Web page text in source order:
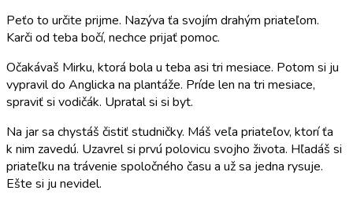
Peťo to určite prijme. Nazýva ťa svojím drahým priateľom.
Karči od teba bočí, nechce prijať pomoc.
Očakávaš Mirku, ktorá bola u teba asi tri mesiace. Potom si ju
vypravil do Anglicka na plantáže. Príde len na tri mesiace,
spraviť si vodičák. Upratal si si byt.
Na jar sa chystáš čistiť studničky. Máš veľa priateľov, ktorí ťa
k nim zavedú. Uzavrel si prvú polovicu svojho života. Hľadáš si
priateľku na trávenie spoločného času a už sa jedna rysuje.
Ešte si ju nevidel.